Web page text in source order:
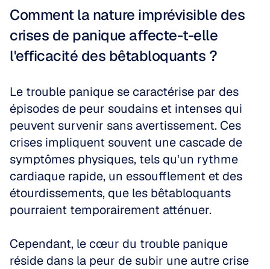
Comment la nature imprévisible des
crises de panique affecte-t-elle
l'efficacité des bêtabloquants ?
Le trouble panique se caractérise par des
épisodes de peur soudains et intenses qui
peuvent survenir sans avertissement. Ces
crises impliquent souvent une cascade de
symptômes physiques, tels qu'un rythme
cardiaque rapide, un essoufflement et des
étourdissements, que les bêtabloquants
pourraient temporairement atténuer.
Cependant, le cœur du trouble panique
réside dans la peur de subir une autre crise